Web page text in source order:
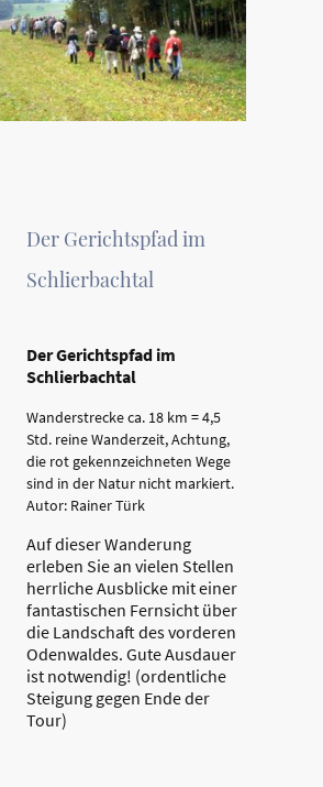
Der Gerichtspfad im
Schlierbachtal
Der Gerichtspfad im
Schlierbachtal
Wanderstrecke ca. 18 km = 4,5
Std. reine Wanderzeit, Achtung,
die rot gekennzeichneten Wege
sind in der Natur nicht markiert.
Autor: Rainer Türk
Auf dieser Wanderung
erleben Sie an vielen Stellen
herrliche Ausblicke mit einer
fantastischen Fernsicht über
die Landschaft des vorderen
Odenwaldes. Gute Ausdauer
ist notwendig! (ordentliche
Steigung gegen Ende der
Tour)